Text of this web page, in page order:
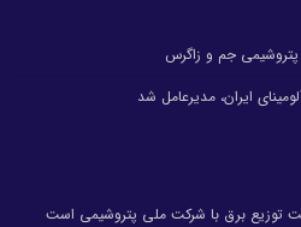
جم و زاگرس
ایران، مدیرعامل شد
توزیع برق با شرکت ملی پتروشیمی است